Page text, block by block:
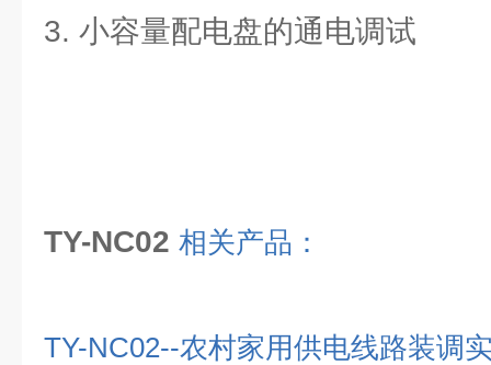
3. 小容量配电盘的通电调试
TY-NC02 相关产品：
TY-NC02--农村家用供电线路装调